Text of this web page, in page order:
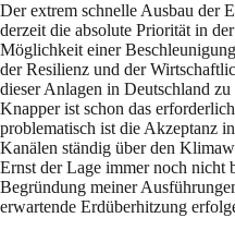
Der extrem schnelle Ausbau der
derzeit die absolute Priorität in
Möglichkeit einer
der Resilienz und der
dieser Anlagen in Deutschland
Knapper ist schon das
problematisch ist die Akzeptanz
Kanälen ständig über den
Ernst der Lage immer noch nicht
Begründung meiner
erwartende Erdüberhitzung